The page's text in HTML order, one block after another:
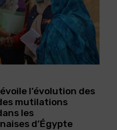
l’évolution des
mutilations
les
d’Égypte